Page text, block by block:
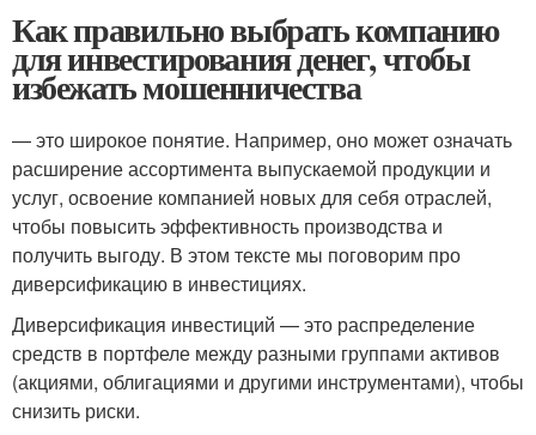
Как правильно выбрать компанию
для инвестирования денег, чтобы
избежать мошенничества
— это широкое понятие. Например, оно может означать
расширение ассортимента выпускаемой продукции и
услуг, освоение компанией новых для себя отраслей,
чтобы повысить эффективность производства и
получить выгоду. В этом тексте мы поговорим про
диверсификацию в инвестициях.
Диверсификация инвестиций — это распределение
средств в портфеле между разными группами активов
(акциями, облигациями и другими инструментами), чтобы
снизить риски.